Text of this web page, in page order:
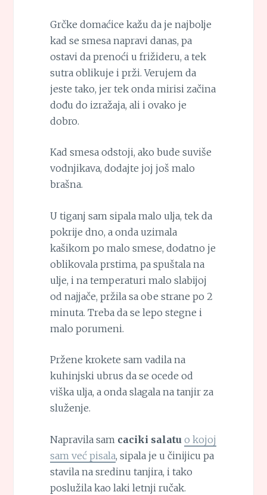
Grčke domaćice kažu da je najbolje
kad se smesa napravi danas, pa
ostavi da prenoći u frižideru, a tek
sutra oblikuje i prži. Verujem da
jeste tako, jer tek onda mirisi začina
dođu do izražaja, ali i ovako je
dobro.
Kad smesa odstoji, ako bude suviše
vodnjikava, dodajte joj još malo
brašna.
U tiganj sam sipala malo ulja, tek da
pokrije dno, a onda uzimala
kašikom po malo smese, dodatno je
oblikovala prstima, pa spuštala na
ulje, i na temperaturi malo slabijoj
od najjače, pržila sa obe strane po 2
minuta. Treba da se lepo stegne i
malo porumeni.
Pržene krokete sam vadila na
kuhinjski ubrus da se ocede od
viška ulja, a onda slagala na tanjir za
služenje.
Napravila sam caciki salatu o kojoj
sam već pisala, sipala je u činijicu pa
stavila na sredinu tanjira, i tako
poslužila kao laki letnji ručak.